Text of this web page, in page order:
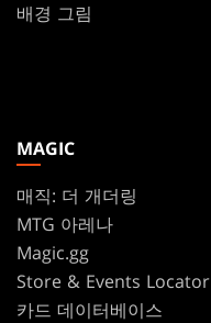
배경 그림
MAGIC
매직: 더 개더링
MTG 아레나
Magic.gg
Store & Events Locator
카드 데이터베이스